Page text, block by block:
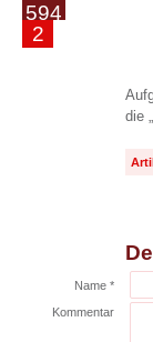
594
2
die
Name *
Kommentar